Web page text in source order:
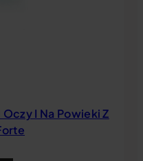
Oczy I Na Powieki Z